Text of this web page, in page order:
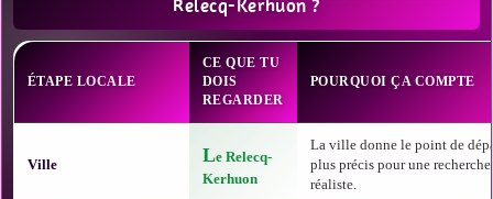
Relecq-Kerhuon ?
ÉTAPE LOCALE
CE QUE TU
DOIS
REGARDER
POURQUOI ÇA COMPTE
Ville Le Relecq-
Kerhuon
La ville donne le point de
plus précis pour une
réaliste.